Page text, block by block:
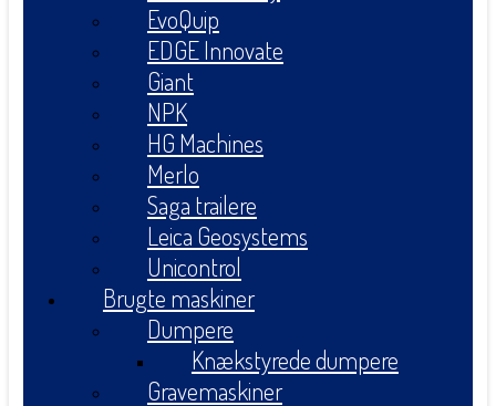
EvoQuip
EDGE Innovate
Giant
NPK
HG Machines
Merlo
Saga trailere
Leica Geosystems
Unicontrol
Brugte maskiner
Dumpere
Knækstyrede dumpere
Gravemaskiner